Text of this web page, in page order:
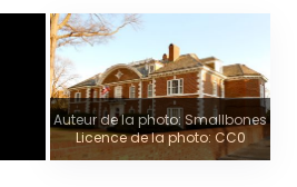
Auteur de la photo: Smallbones
Licence de la photo: CC0